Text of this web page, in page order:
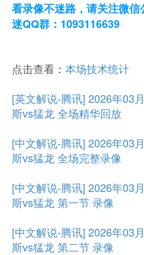
看录像不迷路，请关注微
迷QQ群：1093116639
点击查看： 本场技术统计
[英文解说-腾讯] 2026年03
斯vs猛龙 全场精华回放
[中文解说-腾讯] 2026年03
斯vs猛龙 全场完整录像
[中文解说-腾讯] 2026年03
斯vs猛龙 第一节 录像
[中文解说-腾讯] 2026年03
斯vs猛龙 第二节 录像